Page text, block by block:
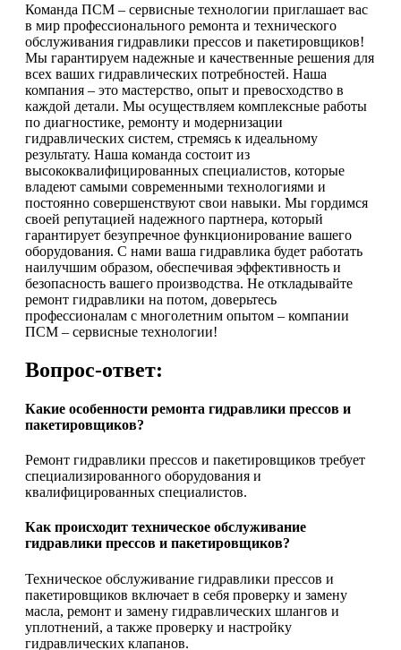
Команда ПСМ – сервисные технологии приглашает вас
в мир профессионального ремонта и технического
обслуживания гидравлики прессов и пакетировщиков!
Мы гарантируем надежные и качественные решения для
всех ваших гидравлических потребностей. Наша
компания – это мастерство, опыт и превосходство в
каждой детали. Мы осуществляем комплексные работы
по диагностике, ремонту и модернизации
гидравлических систем, стремясь к идеальному
результату. Наша команда состоит из
высококвалифицированных специалистов, которые
владеют самыми современными технологиями и
постоянно совершенствуют свои навыки. Мы гордимся
своей репутацией надежного партнера, который
гарантирует безупречное функционирование вашего
оборудования. С нами ваша гидравлика будет работать
наилучшим образом, обеспечивая эффективность и
безопасность вашего производства. Не откладывайте
ремонт гидравлики на потом, доверьтесь
профессионалам с многолетним опытом – компании
ПСМ – сервисные технологии!
Вопрос-ответ:
Какие особенности ремонта гидравлики прессов и
пакетировщиков?
Ремонт гидравлики прессов и пакетировщиков требует
специализированного оборудования и
квалифицированных специалистов.
Как происходит техническое обслуживание
гидравлики прессов и пакетировщиков?
Техническое обслуживание гидравлики прессов и
пакетировщиков включает в себя проверку и замену
масла, ремонт и замену гидравлических шлангов и
уплотнений, а также проверку и настройку
гидравлических клапанов.